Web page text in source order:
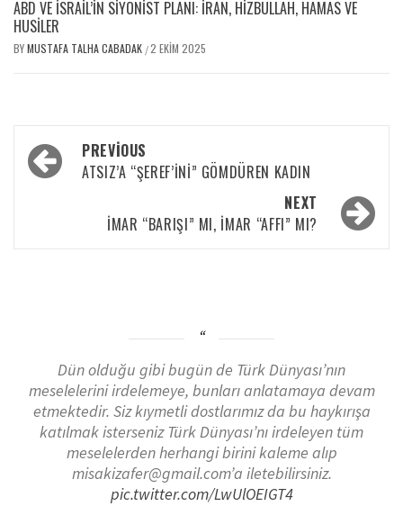
ABD VE İSRAIL’IN SIYONIST PLANI: İRAN, HIZBULLAH, HAMAS VE
HUSILER
BYMUSTAFA TALHA CABADAK /2 EKIM 2025
PREVIOUS
ATSIZ’A “ŞEREF’İNİ” GÖMDÜREN KADIN
NEXT
İMAR “BARIŞI” MI, İMAR “AFFI” MI?
Dün olduğu gibi bugün de Türk Dünyası’nın
meselelerini irdelemeye, bunları anlatamaya devam
etmektedir. Siz kıymetli dostlarımız da bu haykırışa
katılmak isterseniz Türk Dünyası’nı irdeleyen tüm
meselelerden herhangi birini kaleme alıp
misakizafer@gmail.com’a iletebilirsiniz.
pic.twitter.com/LwUlOEIGT4